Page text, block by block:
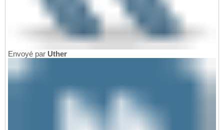
Envoyé par Uther